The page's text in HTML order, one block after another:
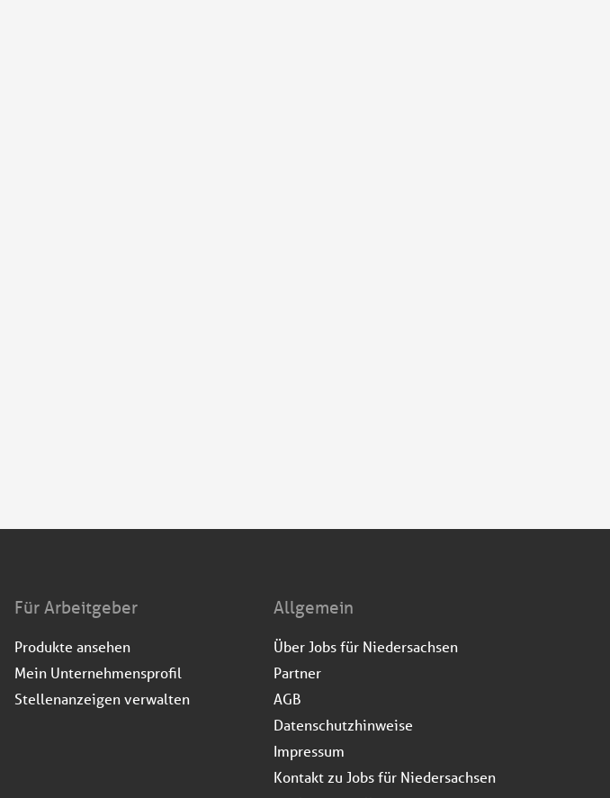
Für Arbeitgeber
Produkte ansehen
Mein Unternehmensprofil
Stellenanzeigen verwalten
Allgemein
Über Jobs für Niedersachsen
Partner
AGB
Datenschutzhinweise
Impressum
Kontakt zu Jobs für Niedersachsen